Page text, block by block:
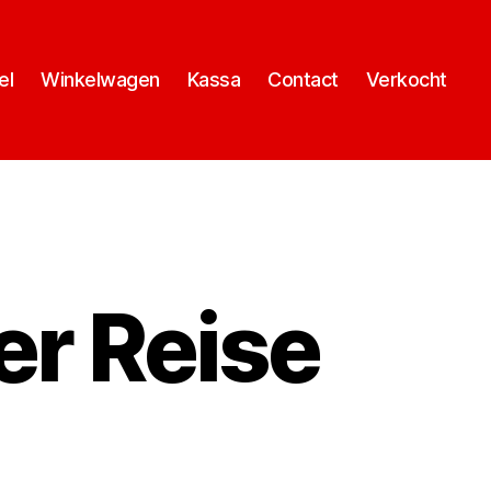
Winkelwagen Kassa Contact Verkocht
Reise